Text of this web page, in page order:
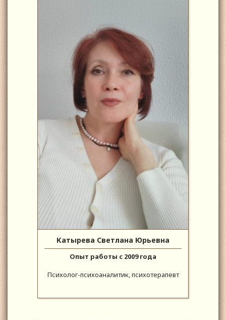
Катырева Светлана Юрьевна
Опыт работы с 2009 года
Психолог-психоаналитик, психотерапевт